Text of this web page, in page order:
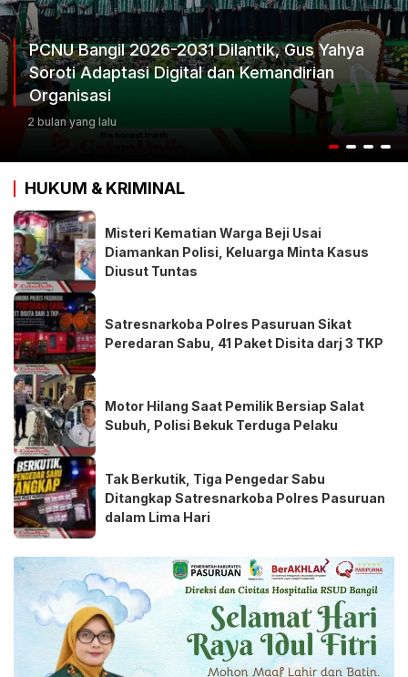
PCNU Bangil 2026-2031 Dilantik, Gus Yahya
Soroti Adaptasi Digital dan Kemandirian
Organisasi
2 bulan yang lalu
HUKUM & KRIMINAL
Misteri Kematian Warga Beji Usai
Diamankan Polisi, Keluarga Minta Kasus
Diusut Tuntas
Satresnarkoba Polres Pasuruan Sikat
Peredaran Sabu, 41 Paket Disita darj 3 TKP
Motor Hilang Saat Pemilik Bersiap Salat
Subuh, Polisi Bekuk Terduga Pelaku
Tak Berkutik, Tiga Pengedar Sabu
Ditangkap Satresnarkoba Polres Pasuruan
dalam Lima Hari